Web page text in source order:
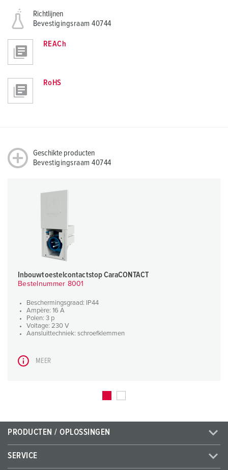
Richtlijnen
Bevestigingsraam 40744
REACh
RoHS
Geschikte producten
Bevestigingsraam 40744
Inbouwtoestelcontactstop CaraCONTACT
Bestelnummer 8001
Beschermingsgraad: IP44
Ampère: 16 A
Polen: 3 p
Voltage: 230 V
Aansluittechniek: schroefklemmen
MEER
PRODUCTEN / OPLOSSINGEN
SERVICE